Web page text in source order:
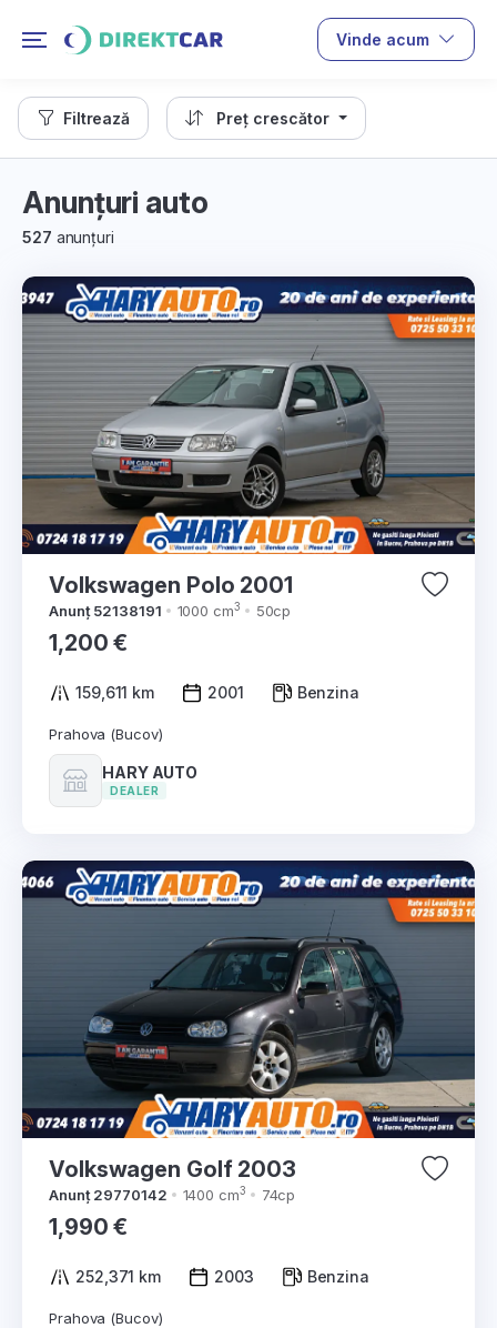
Vinde acum
Filtrează Preț crescător
Anunțuri auto
527 anunțuri
Volkswagen Polo 2001
Anunț 52138191 1000 cm3 50cp
1,200 €
159,611 km 2001 Benzina
Prahova (Bucov)
HARY AUTO
DEALER
Volkswagen Golf 2003
Anunț 29770142 1400 cm3 74cp
1,990 €
252,371 km 2003 Benzina
Prahova (Bucov)